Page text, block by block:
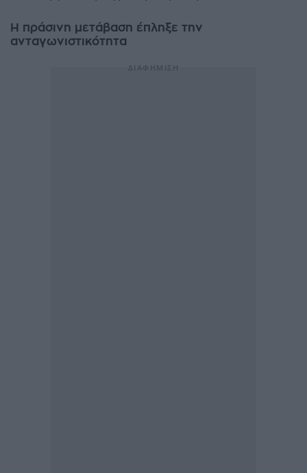
Η πράσινη μετάβαση έπληξε την
ανταγωνιστικότητα